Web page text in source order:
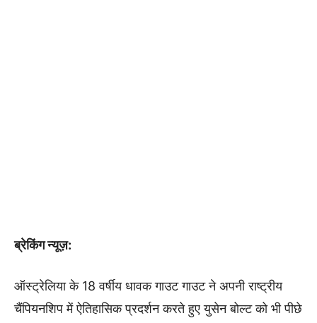
ब्रेकिंग न्यूज़:
ऑस्ट्रेलिया के 18 वर्षीय धावक गाउट गाउट ने अपनी राष्ट्रीय
चैंपियनशिप में ऐतिहासिक प्रदर्शन करते हुए युसेन बोल्ट को भी पीछे